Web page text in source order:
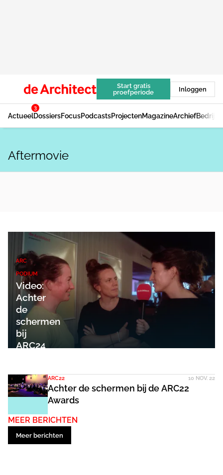
Start gratis
proefperiode
Inloggen
Actueel
3
DossiersFocusPodcastsProjectenMagazineArchief
Aftermovie
ARC
PODIUM
Video:
Achter
de
schermen
bij
ARC24
ARC22 10 NOV. 22
Achter de schermen bij de ARC22
Awards
MEER BERICHTEN
Meer berichten